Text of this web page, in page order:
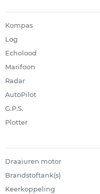
Kompas
Log
Echolood
Marifoon
Radar
AutoPilot
G.P.S.
Plotter
Draaiuren motor
Brandstoftank(s)
Keerkoppeling